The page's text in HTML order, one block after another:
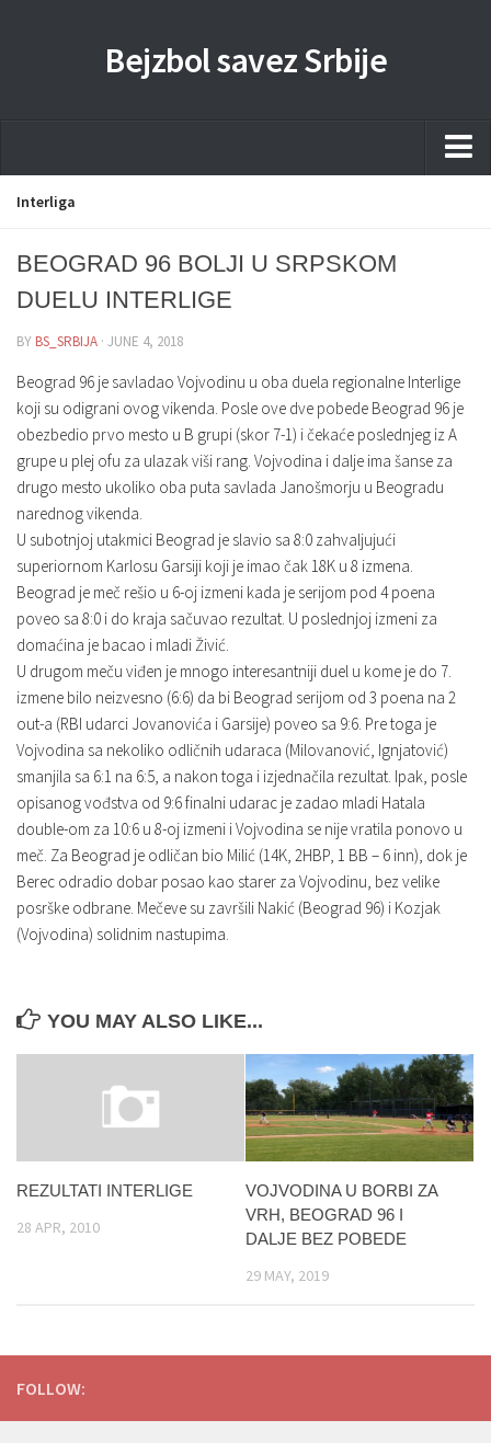
Bejzbol savez Srbije
Home
Liga
Kontakti Timova
Javne nabavke
Kontakt
Interliga
BEOGRAD 96 BOLJI U SRPSKOM
DUELU INTERLIGE
BY BS_SRBIJA · JUNE 4, 2018
Beograd 96 je savladao Vojvodinu u oba duela regionalne Interlige
koji su odigrani ovog vikenda. Posle ove dve pobede Beograd 96 je
obezbedio prvo mesto u B grupi (skor 7-1) i čekaće poslednjeg iz A
grupe u plej ofu za ulazak viši rang. Vojvodina i dalje ima šanse za
drugo mesto ukoliko oba puta savlada Janošmorju u Beogradu
narednog vikenda.
U subotnjoj utakmici Beograd je slavio sa 8:0 zahvaljujući
superiornom Karlosu Garsiji koji je imao čak 18K u 8 izmena.
Beograd je meč rešio u 6-oj izmeni kada je serijom pod 4 poena
poveo sa 8:0 i do kraja sačuvao rezultat. U poslednjoj izmeni za
domaćina je bacao i mladi Živić.
U drugom meču viđen je mnogo interesantniji duel u kome je do 7.
izmene bilo neizvesno (6:6) da bi Beograd serijom od 3 poena na 2
out-a (RBI udarci Jovanovića i Garsije) poveo sa 9:6. Pre toga je
Vojvodina sa nekoliko odličnih udaraca (Milovanović, Ignjatović)
smanjila sa 6:1 na 6:5, a nakon toga i izjednačila rezultat. Ipak, posle
opisanog vođstva od 9:6 finalni udarac je zadao mladi Hatala
double-om za 10:6 u 8-oj izmeni i Vojvodina se nije vratila ponovo u
meč. Za Beograd je odličan bio Milić (14K, 2HBP, 1 BB – 6 inn), dok je
Berec odradio dobar posao kao starer za Vojvodinu, bez velike
posrške odbrane. Mečeve su završili Nakić (Beograd 96) i Kozjak
(Vojvodina) solidnim nastupima.
YOU MAY ALSO LIKE...
REZULTATI INTERLIGE
28 APR, 2010
VOJVODINA U BORBI ZA
VRH, BEOGRAD 96 I
DALJE BEZ POBEDE
29 MAY, 2019
FOLLOW: